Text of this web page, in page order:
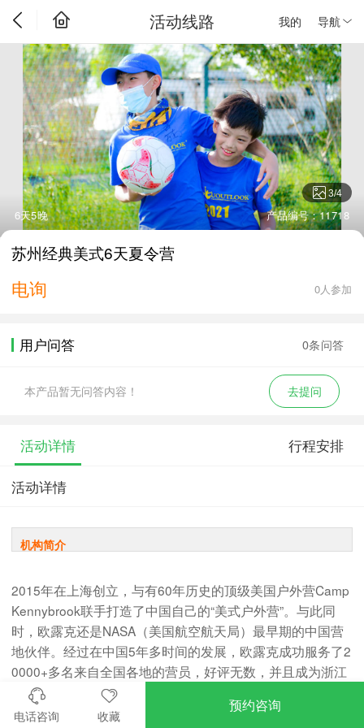
我的 导航
活动线路
3/4
6天5晚 产品编号：11718
苏州经典美式6天夏令营
电询 0人参加
用户问答 0条问答
本产品暂无问答内容！ 去提问
活动详情 行程安排
活动详情
机构简介
2015年在上海创立，与有60年历史的顶级美国户外营Camp
Kennybrook联手打造了中国自己的“美式户外营”。与此同
时，欧露克还是NASA（美国航空航天局）最早期的中国营
地伙伴。经过在中国5年多时间的发展，欧露克成功服务了2
0000+多名来自全国各地的营员，好评无数，并且成为浙江
海亮教育集团、新纪元双语学校、上海莱克顿国际学校、浙
江道尔顿教育集团等知名国际化学校课后课供应商。
电话咨询 收藏
预约咨询